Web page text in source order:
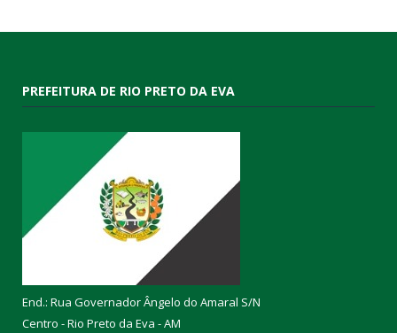
PREFEITURA DE RIO PRETO DA EVA
End.: Rua Governador Ângelo do Amaral S/N
Centro - Rio Preto da Eva - AM